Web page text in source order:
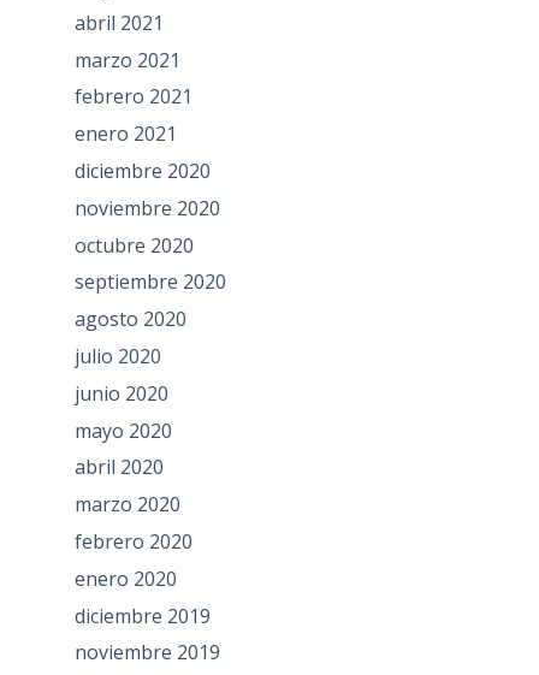
abril 2021
marzo 2021
febrero 2021
enero 2021
diciembre 2020
noviembre 2020
octubre 2020
septiembre 2020
agosto 2020
julio 2020
junio 2020
mayo 2020
abril 2020
marzo 2020
febrero 2020
enero 2020
diciembre 2019
noviembre 2019